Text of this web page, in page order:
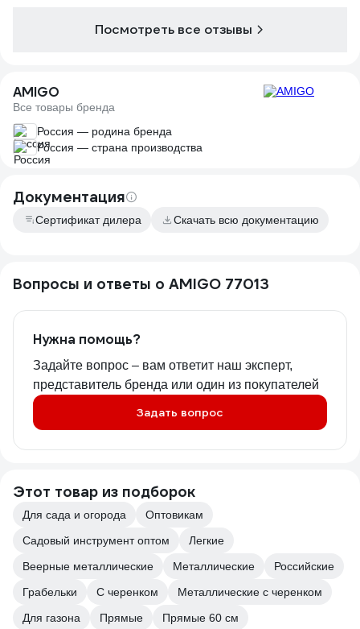
Посмотреть все отзывы
AMIGO
Все товары бренда
Россия — родина бренда
Россия — страна производства
Документация
Сертификат дилера Скачать всю документацию
Вопросы и ответы о AMIGO 77013
Нужна помощь?
Задайте вопрос – вам ответит наш эксперт,
представитель бренда или один из покупателей
Задать вопрос
Этот товар из подборок
Для сада и огорода
Оптовикам
Садовый инструмент оптом
Легкие
Веерные металлические
Металлические
Российские
Грабельки
С черенком
Металлические с черенком
Для газона
Прямые
Прямые 60 см